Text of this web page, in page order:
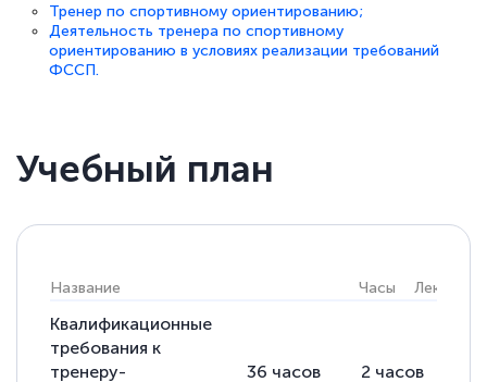
Тренер по спортивному ориентированию;
Деятельность тренера по спортивному
ориентированию в условиях реализации требований
ФССП.
Учебный план
Название Часы Лекции
Квалификационные
требования к
тренеру-
36 часов 2 часов